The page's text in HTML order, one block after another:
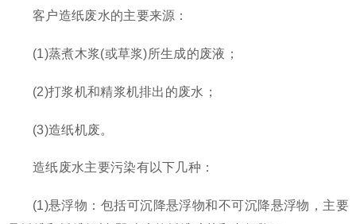
客户造纸废水的主要来源：
(1)蒸煮木浆(或草浆)所生成的废液；
(2)打浆机和精浆机排出的废水；
(3)造纸机废。
造纸废水主要污染有以下几种：
(1)悬浮物：包括可沉降悬浮物和不可沉降悬浮物，主要